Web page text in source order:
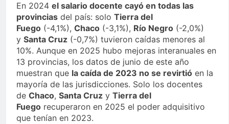
En 2024 el salario docente cayó en todas las
provincias del país: solo Tierra del
Fuego (-4,1%), Chaco (-3,1%), Río Negro (-2,0%)
y Santa Cruz (-0,7%) tuvieron caídas menores al
10%. Aunque en 2025 hubo mejoras interanuales en
13 provincias, los datos de junio de este año
muestran que la caída de 2023 no se revirtió en la
mayoría de las jurisdicciones. Solo los docentes
de Chaco, Santa Cruz y Tierra del
Fuego recuperaron en 2025 el poder adquisitivo
que tenían en 2023.